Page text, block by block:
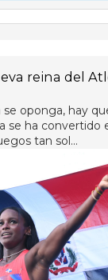
reina del
oponga, hay
se ha convertido
tan sol...